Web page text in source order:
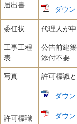
届出書
ダウ
委任状 代理人が
工事工程
表
公告前建
添付不要
写真 許可標識
許可標識
ダウ
ダウ